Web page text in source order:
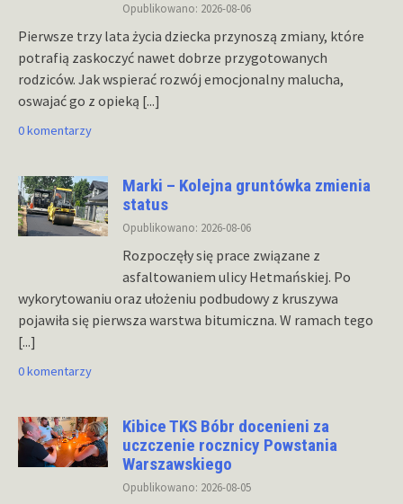
Opublikowano: 2026-08-06
Pierwsze trzy lata życia dziecka przynoszą zmiany, które
potrafią zaskoczyć nawet dobrze przygotowanych
rodziców. Jak wspierać rozwój emocjonalny malucha,
oswajać go z opieką [...]
0 komentarzy
Marki – Kolejna gruntówka zmienia
status
Opublikowano: 2026-08-06
Rozpoczęły się prace związane z
asfaltowaniem ulicy Hetmańskiej. Po
wykorytowaniu oraz ułożeniu podbudowy z kruszywa
pojawiła się pierwsza warstwa bitumiczna. W ramach tego
[...]
0 komentarzy
Kibice TKS Bóbr docenieni za
uczczenie rocznicy Powstania
Warszawskiego
Opublikowano: 2026-08-05